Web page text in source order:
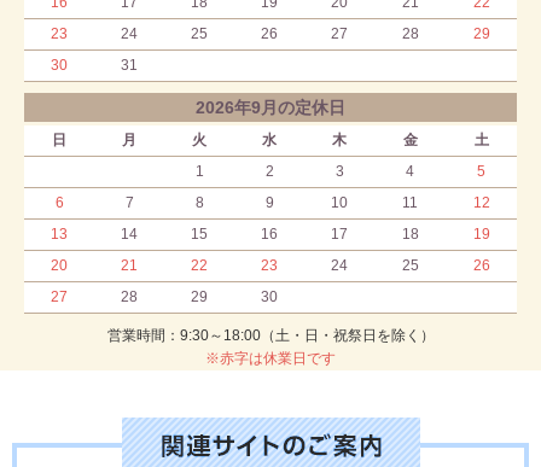
23
24 25 26 27 28
29
30
31
2026年9月の定休日
日 月 火 水 木 金
土
1
2 3 4
5
6
7 8 9 10 11
12
13
14 15 16 17 18
19
20
21 22 23 24 25
26
27
28 29 30
営業時間：9:30～18:00（土・日・祝祭日を除く）
※赤字は休業日です